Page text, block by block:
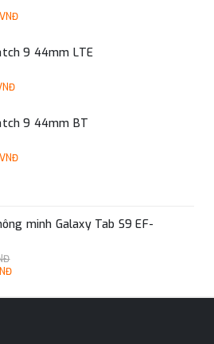
9 44mm LTE
9 44mm BT
minh Galaxy Tab S9 EF-